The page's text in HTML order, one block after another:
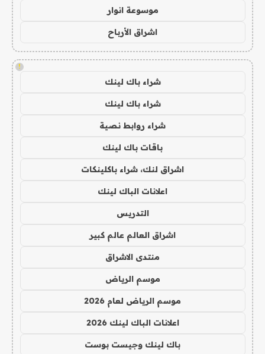
موسوعة انوار
اشراق الأرباح
!
شراء باك لينك
شراء باك لينك
شراء روابط نصية
باقات باك لينك
اشراق لنك، شراء باكلينكات
اعلانات الباك لينك
التدريس
اشراق العالم عالم كبير
منتدى الاشراق
موسم الرياض
موسم الرياض لعام 2026
اعلانات الباك لينك 2026
باك لينك وجيست بوست